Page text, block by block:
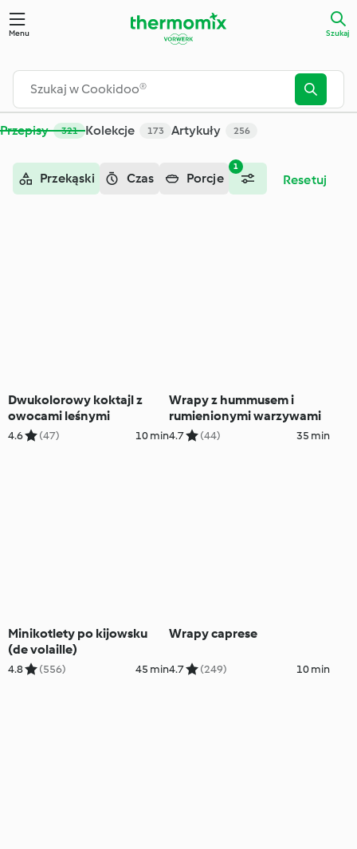
Menu Szukaj
Przepisy 321 Kolekcje 173 Artykuły 256
1
Przekąski Czas Porcje Resetuj
Dwukolorowy koktajl z
owocami leśnymi
4.6 (47) 10 min
Wrapy z hummusem i
rumienionymi warzywami
4.7 (44) 35 min
Minikotlety po kijowsku
(de volaille)
4.8 (556) 45 min
Wrapy caprese
4.7 (249) 10 min
Szukaj - Cookidoo® – oficjalna platforma z przepisami na